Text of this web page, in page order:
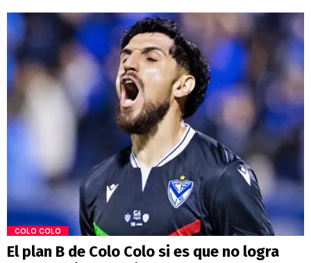
COLO COLO
El plan B de Colo Colo si es que no logra